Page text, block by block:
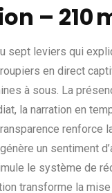
– 210
sept leviers qui
en direct
à sous. La
la narration en
renforce
un sentiment
le système de
transforme la